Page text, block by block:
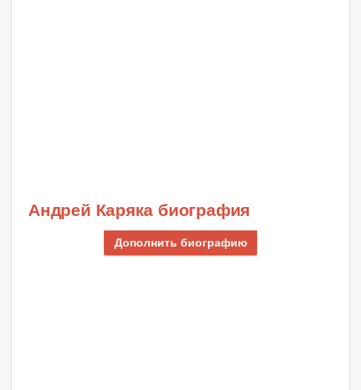
Андрей Каряка биография
Дополнить биографию